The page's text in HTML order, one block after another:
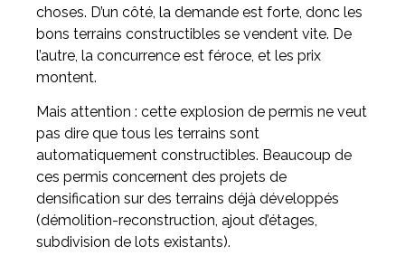
choses. D’un côté, la demande est forte, donc les
bons terrains constructibles se vendent vite. De
l’autre, la concurrence est féroce, et les prix
montent.
Mais attention : cette explosion de permis ne veut
pas dire que tous les terrains sont
automatiquement constructibles. Beaucoup de
ces permis concernent des projets de
densification sur des terrains déjà développés
(démolition-reconstruction, ajout d’étages,
subdivision de lots existants).